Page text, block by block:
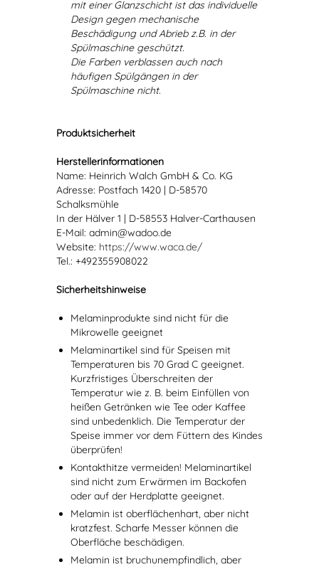
mit einer Glanzschicht ist das individuelle
Design gegen mechanische
Beschädigung und Abrieb z.B. in der
Spülmaschine geschützt.
Die Farben verblassen auch nach
häufigen Spülgängen in der
Spülmaschine nicht.
Produktsicherheit
Herstellerinformationen
Name: Heinrich Walch GmbH & Co. KG
Adresse: Postfach 1420 | D-58570
Schalksmühle
In der Hälver 1 | D-58553 Halver-Carthausen
E-Mail: admin@wadoo.de
Website: https://www.waca.de/
Tel.: +492355908022
Sicherheitshinweise
Melaminprodukte sind nicht für die
Mikrowelle geeignet
Melaminartikel sind für Speisen mit
Temperaturen bis 70 Grad C geeignet.
Kurzfristiges Überschreiten der
Temperatur wie z. B. beim Einfüllen von
heißen Getränken wie Tee oder Kaffee
sind unbedenklich. Die Temperatur der
Speise immer vor dem Füttern des Kindes
überprüfen!
Kontakthitze vermeiden! Melaminartikel
sind nicht zum Erwärmen im Backofen
oder auf der Herdplatte geeignet.
Melamin ist oberflächenhart, aber nicht
kratzfest. Scharfe Messer können die
Oberfläche beschädigen.
Melamin ist bruchunempfindlich, aber